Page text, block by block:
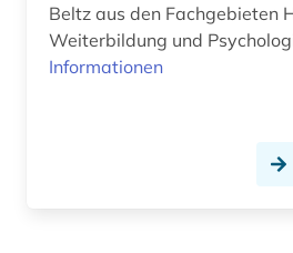
kinder-
kindergartenpädagogik (1)
Beltz aus den Fachgebieten
Weiterbildung und
Informationen